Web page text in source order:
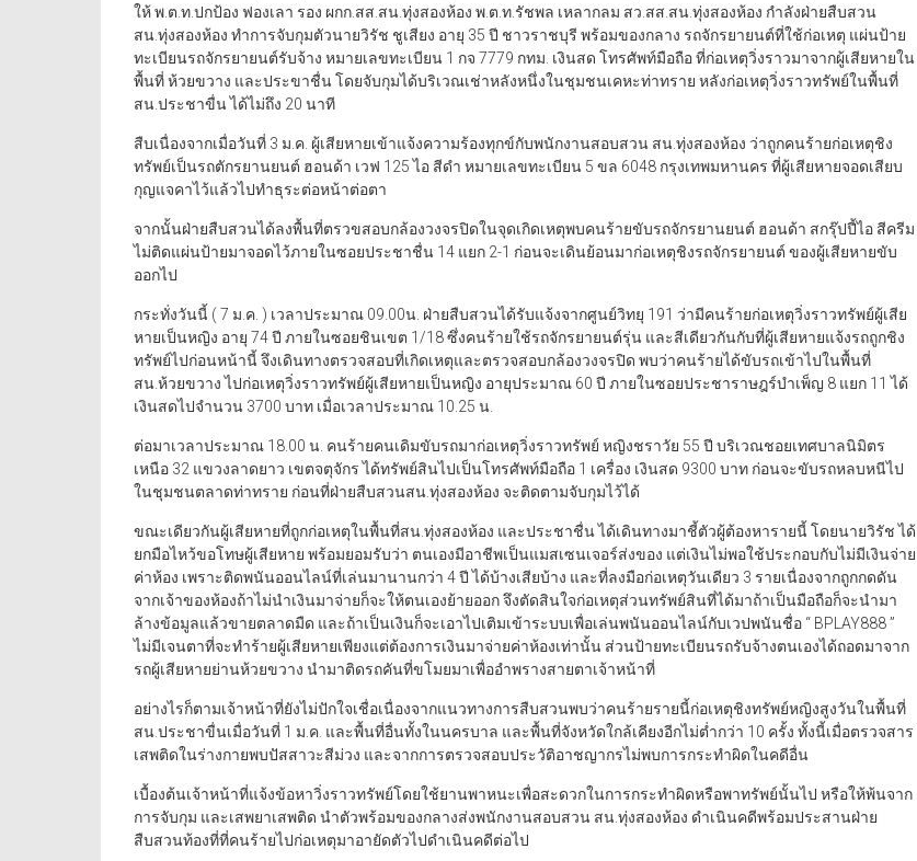
ให้ พ.ต.ท.ปกป้อง ฟองเลา รอง ผกก.สส.สน.ทุ่งสองห้อง พ.ต.ท.รัชพล เหลากลม สว.สส.สน.ทุ่งสองห้อง กำลังฝ่ายสืบสวน
สน.ทุ่งสองห้อง ทำการจับกุมตัวนายวิรัช ชูเสียง อายุ 35 ปี ชาวราชบุรี พร้อมของกลาง รถจักรยายนต์ที่ใช้ก่อเหตุ แผ่นป้าย
ทะเบียนรถจักรยายนต์รับจ้าง หมายเลขทะเบียน 1 กจ 7779 กทม. เงินสด โทรศัพท์มือถือ ที่ก่อเหตุวิ่งราวมาจากผู้เสียหายใน
พื้นที่ ห้วยขวาง และประขาชื่น โดยจับกุมได้บริเวณเช่าหลังหนึ่งในชุมชนเคหะท่าทราย หลังก่อเหตุวิ่งราวทรัพย์ในพื้นที่
สน.ประชาขื่น ได้ไม่ถึง 20 นาที
สืบเนื่องจากเมื่อวันที่ 3 ม.ค. ผู้เสียหายเข้าแจ้งความร้องทุกข์กับพนักงานสอบสวน สน.ทุ่งสองห้อง ว่าถูกคนร้ายก่อเหตุชิง
ทรัพย์เป็นรถตักรยานยนต์ ฮอนด้า เวฟ 125 ไอ สีดำ หมายเลขทะเบียน 5 ขล 6048 กรุงเทพมหานคร ที่ผู้เสียหายจอดเสียบ
กุญแจคาไว้แล้วไปทำธุระต่อหน้าต่อตา
จากนั้นฝ่ายสืบสวนได้ลงพื้นที่ตรวขสอบกล้องวงจรปิดในจุดเกิดเหตุพบคนร้ายขับรถจักรยานยนต์ ฮอนด้า สกรุ๊ปปี้ไอ สีครีม
ไม่ติดแผ่นป้ายมาจอดไว้ภายในซอยประชาชื่น 14 แยก 2-1 ก่อนจะเดินย้อนมาก่อเหตุชิงรถจักรยายนต์ ของผู้เสียหายขับ
ออกไป
กระทั่งวันนี้ ( 7 ม.ค. ) เวลาประมาณ 09.00น. ฝ่ายสืบสวนได้รับแจ้งจากศูนย์วิทยุ 191 ว่ามีคนร้ายก่อเหตุวิ่งราวทรัพย์ผู้เสีย
หายเป็นหญิง อายุ 74 ปี ภายในซอยชินเขต 1/18 ซึ่งคนร้ายใช้รถจักรยายนต์รุ่น และสีเดียวกันกับที่ผู้เสียหายแจ้งรถถูกชิง
ทรัพย์ไปก่อนหน้านี้ จึงเดินทางตรวจสอบที่เกิดเหตุและตรวจสอบกล้องวงจรปิด พบว่าคนร้ายได้ขับรถเข้าไปในพื้นที่
สน.ห้วยขวาง ไปก่อเหตุวิ่งราวทรัพย์ผู้เสียหายเป็นหญิง อายุประมาณ 60 ปี ภายในซอยประชาราษฎร์บำเพ็ญ 8 แยก 11 ได้
เงินสดไปจำนวน 3700 บาท เมื่อเวลาประมาณ 10.25 น.
ต่อมาเวลาประมาณ 18.00 น. คนร้ายคนเดิมขับรถมาก่อเหตุวิ่งราวทรัพย์ หญิงชราวัย 55 ปี บริเวณชอยเทศบาลนิมิตร
เหนือ 32 แขวงลาดยาว เขตจตุจักร ได้ทรัพย์สินไปเป็นโทรศัพท์มือถือ 1 เครื่อง เงินสด 9300 บาท ก่อนจะขับรถหลบหนีไป
ในชุมชนตลาดท่าทราย ก่อนที่ฝ่ายสืบสวนสน.ทุ่งสองห้อง จะติดตามจับกุมไว้ได้
ขณะเดียวกันผู้เสียหายที่ถูกก่อเหตุในพื้นที่สน.ทุ่งสองห้อง และประชาชื่น ได้เดินทางมาชี้ตัวผู้ต้องหารายนี้ โดยนายวิรัช ได้
ยกมือไหว้ขอโทษผู้เสียหาย พร้อมยอมรับว่า ตนเองมีอาชีพเป็นแมสเซนเจอร์ส่งของ แต่เงินไม่พอใช้ประกอบกับไม่มีเงินจ่าย
ค่าห้อง เพราะติดพนันออนไลน์ที่เล่นมานานกว่า 4 ปี ได้บ้างเสียบ้าง และที่ลงมือก่อเหตุวันเดียว 3 รายเนื่องจากถูกกดดัน
จากเจ้าของห้องถ้าไม่นำเงินมาจ่ายก็จะให้ตนเองย้ายออก จึงตัดสินใจก่อเหตุส่วนทรัพย์สินที่ได้มาถ้าเป็นมือถือก็จะนำมา
ล้างข้อมูลแล้วขายตลาดมืด และถ้าเป็นเงินก็จะเอาไปเติมเข้าระบบเพื่อเล่นพนันออนไลน์กับเวปพนันชื่อ “ BPLAY888 ”
ไม่มีเจนตาที่จะทำร้ายผู้เสียหายเพียงแต่ต้องการเงินมาจ่ายค่าห้องเท่านั้น ส่วนป้ายทะเบียนรถรับจ้างตนเองได้ถอดมาจาก
รถผู้เสียหายย่านห้วยขวาง นำมาติดรถคันที่ขโมยมาเพื่ออำพรางสายตาเจ้าหน้าที่
อย่างไรก็ตามเจ้าหน้าที่ยังไม่ปักใจเชื่อเนื่องจากแนวทางการสืบสวนพบว่าคนร้ายรายนี้ก่อเหตุชิงทรัพย์หญิงสูงวันในพื้นที่
สน.ประชาขื่นเมื่อวันที่ 1 ม.ค. และพื้นที่อื่นทั้งในนครบาล และพื้นที่จังหวัดใกล้เคียงอีกไม่ต่ำกว่า 10 ครั้ง ทั้งนี้เมื่อตรวจสาร
เสพติดในร่างกายพบปัสสาวะสีม่วง และจากการตรวจสอบประวัติอาชญากรไม่พบการกระทำผิดในคดีอื่น
เบื้องต้นเจ้าหน้าที่แจ้งข้อหาวิ่งราวทรัพย์โดยใช้ยานพาหนะเพื่อสะดวกในการกระทำผิดหรือพาทรัพย์นั้นไป หรือให้พ้นจาก
การจับกุม และเสพยาเสพติด นำตัวพร้อมของกลางส่งพนักงานสอบสวน สน.ทุ่งสองห้อง ดำเนินคดีพร้อมประสานฝ่าย
สืบสวนท้องที่ที่คนร้ายไปก่อเหตุมาอายัดตัวไปดำเนินคดีต่อไป